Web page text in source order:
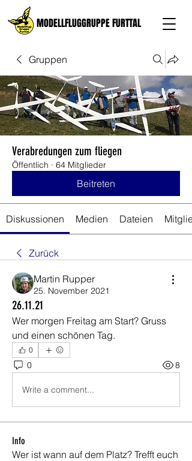
MODELLFLUGGRUPPE FURTTAL
Gruppen
Verabredungen zum fliegen
Öffentlich · 64 Mitglieder
Beitreten
Diskussionen Medien Dateien
Zurück
Martin Rupper
25. November 2021
26.11.21
Wer morgen Freitag am Start? Gruss
und einen schönen Tag.
0
0 8
Write a comment...
Info
Wer ist wann auf dem Platz? Trefft euch